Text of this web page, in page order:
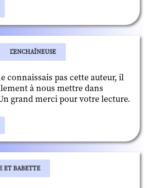
L'ENCHAÎNEUSE
connaissais pas cette auteur, il
à nous mettre dans
grand merci pour votre lecture.
ET BABETTE